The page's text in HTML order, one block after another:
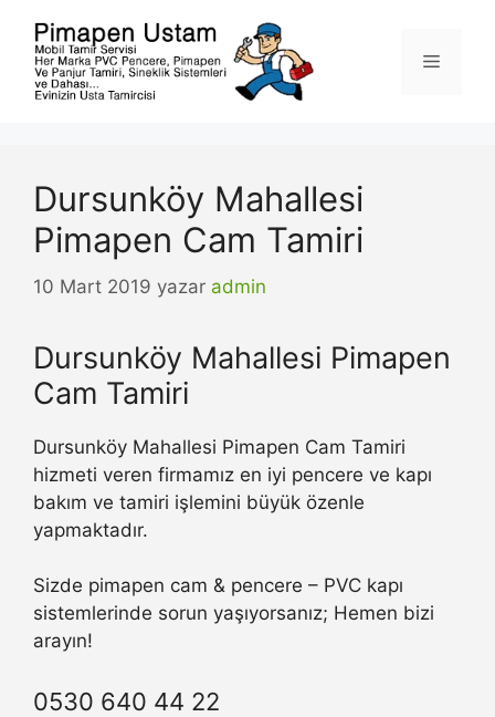
Menü
Dursunköy Mahallesi
Pimapen Cam Tamiri
10 Mart 2019 yazar admin
Dursunköy Mahallesi Pimapen
Cam Tamiri
Dursunköy Mahallesi Pimapen Cam Tamiri
hizmeti veren firmamız en iyi pencere ve kapı
bakım ve tamiri işlemini büyük özenle
yapmaktadır.
Sizde pimapen cam & pencere – PVC kapı
sistemlerinde sorun yaşıyorsanız; Hemen bizi
arayın!
0530 640 44 22